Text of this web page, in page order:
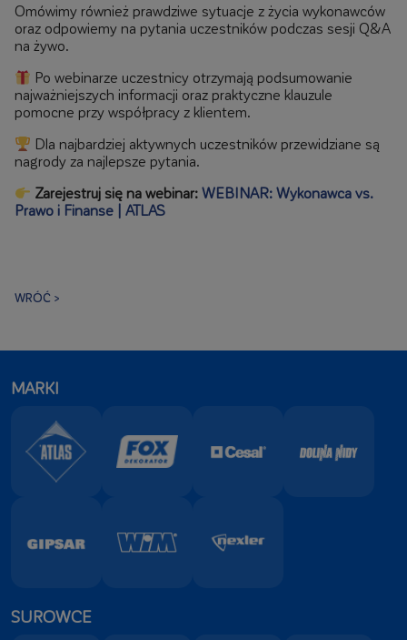
Omówimy również prawdziwe sytuacje z życia wykonawców
oraz odpowiemy na pytania uczestników podczas sesji Q&A
na żywo.
Po webinarze uczestnicy otrzymają podsumowanie
najważniejszych informacji oraz praktyczne klauzule
pomocne przy współpracy z klientem.
Dla najbardziej aktywnych uczestników przewidziane są
nagrody za najlepsze pytania.
Zarejestruj się na webinar:WEBINAR: Wykonawca vs.
Prawo i Finanse | ATLAS
WRÓĆ >
MARKI
SUROWCE